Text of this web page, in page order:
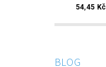
54,45 Kč
BLOG